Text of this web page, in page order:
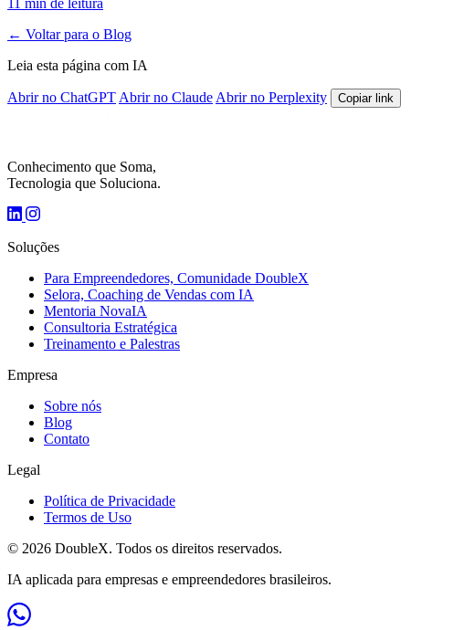
11 min de leitura
← Voltar para o Blog
Leia esta página com IA
Abrir no ChatGPTAbrir no ClaudeAbrir no Perplexity Copiar link
Conhecimento que Soma,
Tecnologia que Soluciona.
Soluções
Para Empreendedores, Comunidade DoubleX
Selora, Coaching de Vendas com IA
Mentoria NovaIA
Consultoria Estratégica
Treinamento e Palestras
Empresa
Sobre nós
Blog
Contato
Legal
Política de Privacidade
Termos de Uso
© 2026 DoubleX. Todos os direitos reservados.
IA aplicada para empresas e empreendedores brasileiros.